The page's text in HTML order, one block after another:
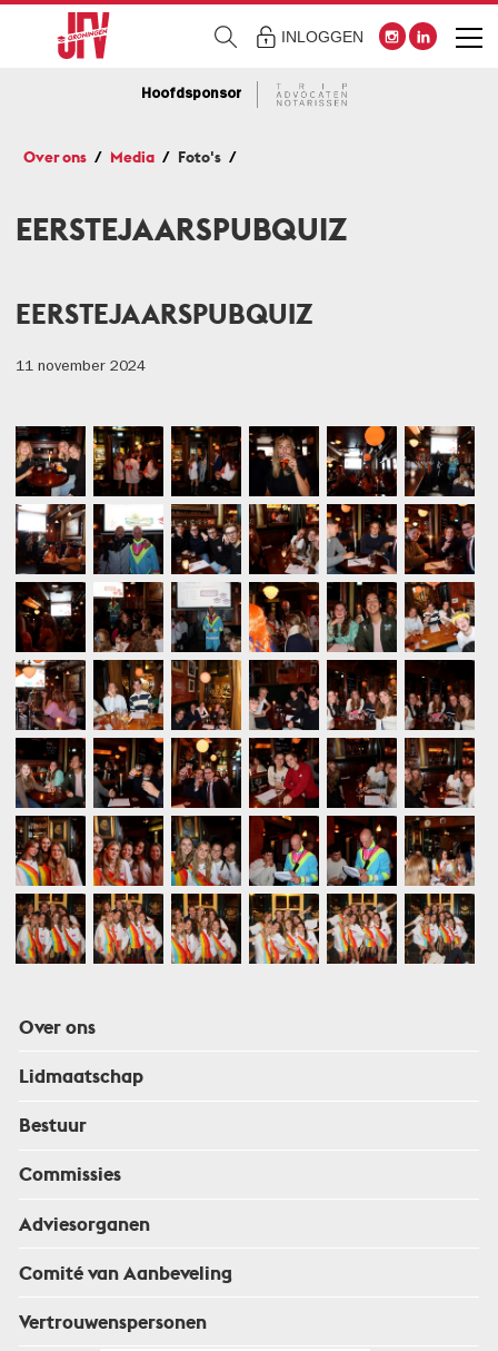
INLOGGEN
Hoofdsponsor
Over ons Media Foto's
Over ons
Lidmaatschap
Bestuur
Commissies
Adviesorganen
Comité van Aanbeveling
Vertrouwenspersonen
EERSTEJAARSPUBQUIZ
EERSTEJAARSPUBQUIZ
11 november 2024